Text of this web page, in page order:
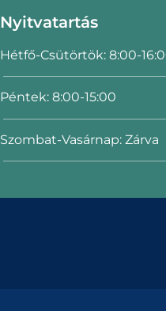
Nyitvatartás
Hétfő-Csütörtök: 8:00-
Péntek: 8:00-15:00
Szombat-Vasárnap: Zárva